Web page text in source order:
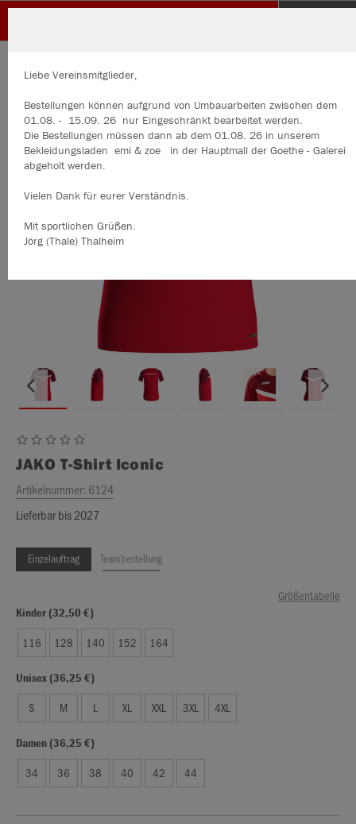
JAKO T-Shirt Iconic
Artikelnummer: 6124
Lieferbar bis 2027
Einzelauftrag Teambestellung
Größentabelle
Kinder (32,50 €)
116 128 140 152 164
Unisex (36,25 €)
S M L XL XXL 3XL 4XL
Damen (36,25 €)
34 36 38 40 42 44
Liebe Vereinsmitglieder,
Bestellungen können aufgrund von Umbauarbeiten zwischen
01.08. - 15.09. 26 nur Eingeschränkt bearbeitet werden.
Die Bestellungen müssen dann ab dem 01.08. 26 in unserem
Bekleidungsladen emi & zoe in der Hauptmall der Goethe - Galerei
abgeholt werden.
Vielen Dank für eurer Verständnis.
Mit sportlichen Grüßen.
Jörg (Thale) Thalheim